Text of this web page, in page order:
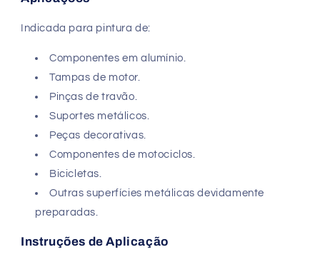
Indicada para pintura de:
Componentes em alumínio.
Tampas de motor.
Pinças de travão.
Suportes metálicos.
Peças decorativas.
Componentes de motociclos.
Bicicletas.
Outras superfícies metálicas devidamente
preparadas.
Instruções de Aplicação